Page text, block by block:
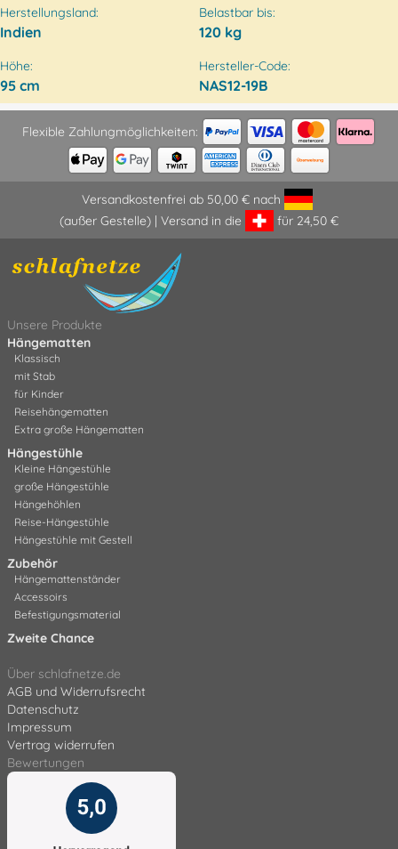
Herstellungsland:
Indien
Belastbar bis:
120 kg
Höhe:
95 cm
Hersteller-Code:
NAS12-19B
Flexible Zahlungmöglichkeiten:
Versandkostenfrei ab 50,00 € nach
(außer Gestelle) | Versand in die
für 24,50 €
Unsere Produkte
Hängematten
Klassisch
mit Stab
für Kinder
Reisehängematten
Extra große Hängematten
Hängestühle
Kleine Hängestühle
große Hängestühle
Hängehöhlen
Reise-Hängestühle
Hängestühle mit Gestell
Zubehör
Hängemattenständer
Accessoirs
Befestigungsmaterial
Zweite Chance
Über schlafnetze.de
AGB und Widerrufsrecht
Datenschutz
Impressum
Vertrag widerrufen
Bewertungen